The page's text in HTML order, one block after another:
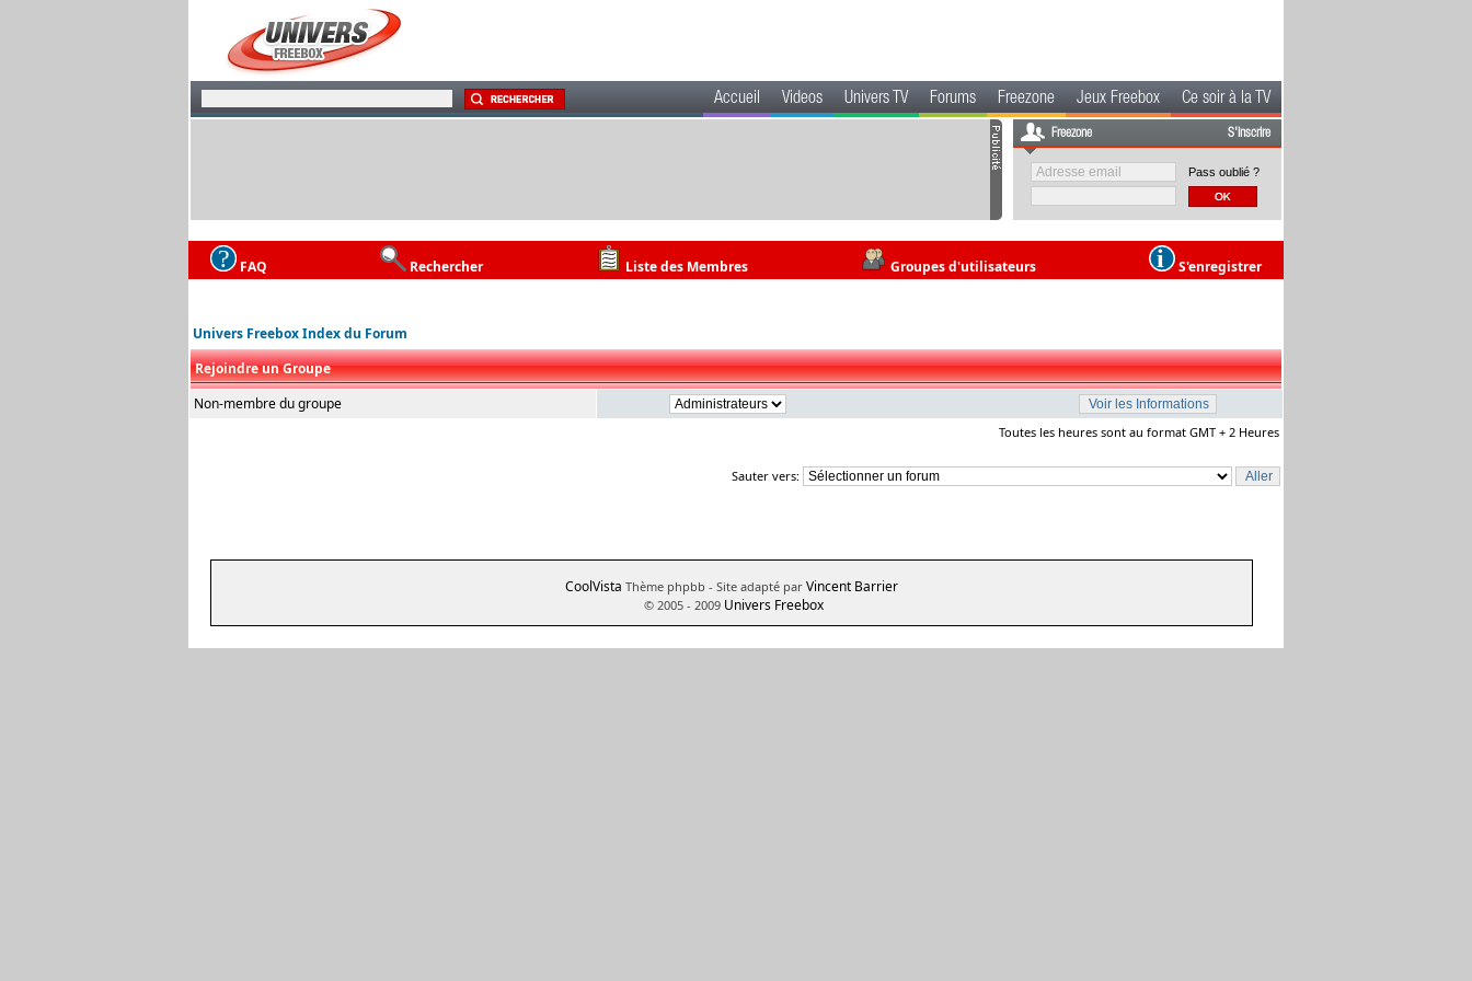
Accueil Videos Univers TV Forums Freezone Jeux Freebox Ce soir à la TV
Freezone S'inscrire
Pass oublié ?
FAQ Rechercher Liste des Membres Groupes d'utilisateurs S'enregistrer
Univers Freebox Index du Forum
Rejoindre un Groupe
Non-membre du groupe
Toutes les heures sont au format GMT + 2 Heures
Sauter vers:
CoolVista Thème phpbb - Site adapté par Vincent Barrier
© 2005 - 2009 Univers Freebox